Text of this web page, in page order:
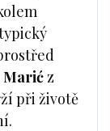
z
při životě